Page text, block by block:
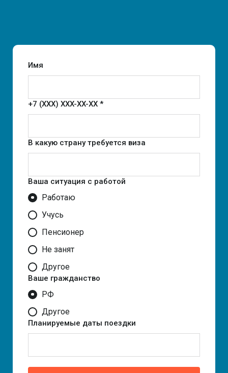
Имя
+7 (XXX) XXX-XX-XX *
В какую страну требуется виза
Ваша ситуация с работой
Работаю
Учусь
Пенсионер
Не занят
Другое
Ваше гражданство
РФ
Другое
Планируемые даты поездки